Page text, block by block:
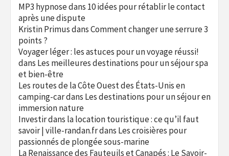
MP3 hypnosedans 10 idées pour rétablir le contact
après une dispute
Kristin PrimusdansComment changer une serrure 3
points ?
Voyager léger : les astuces pour un voyage réussi!
dans Les meilleures destinations pour un séjour spa
et bien-être
Les routes de la Côte Ouest des États-Unis en
camping-cardans Les destinations pour un séjour en
immersion nature
Investir dans la location touristique : ce qu’il faut
savoir | ville-randan.frdans Les croisières pour
passionnés de plongée sous-marine
La Renaissance des Fauteuils et Canapés : Le Savoir-